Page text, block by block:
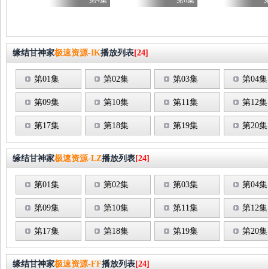
缘结甘神家极速资源-IK播放列表[24]
第01集 第02集 第03集 第04集
第09集 第10集 第11集 第12集
第17集 第18集 第19集 第20集
缘结甘神家极速资源-LZ播放列表[24]
第01集 第02集 第03集 第04集
第09集 第10集 第11集 第12集
第17集 第18集 第19集 第20集
缘结甘神家极速资源-FF播放列表[24]